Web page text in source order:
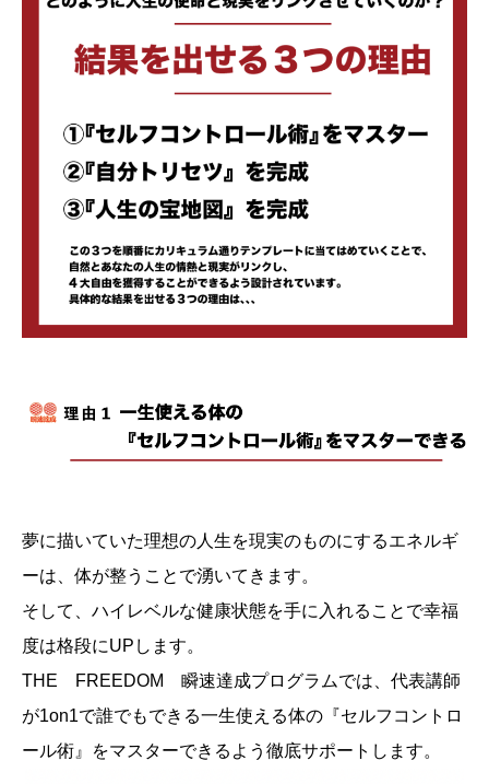
夢に描いていた理想の人生を現実のものにするエネルギ
ーは、体が整うことで湧いてきます。
そして、ハイレベルな健康状態を手に入れることで幸福
度は格段にUPします。
THE FREEDOM 瞬速達成プログラムでは、代表講師
が1on1で誰でもできる一生使える体の『セルフコントロ
ール術』をマスターできるよう徹底サポートします。